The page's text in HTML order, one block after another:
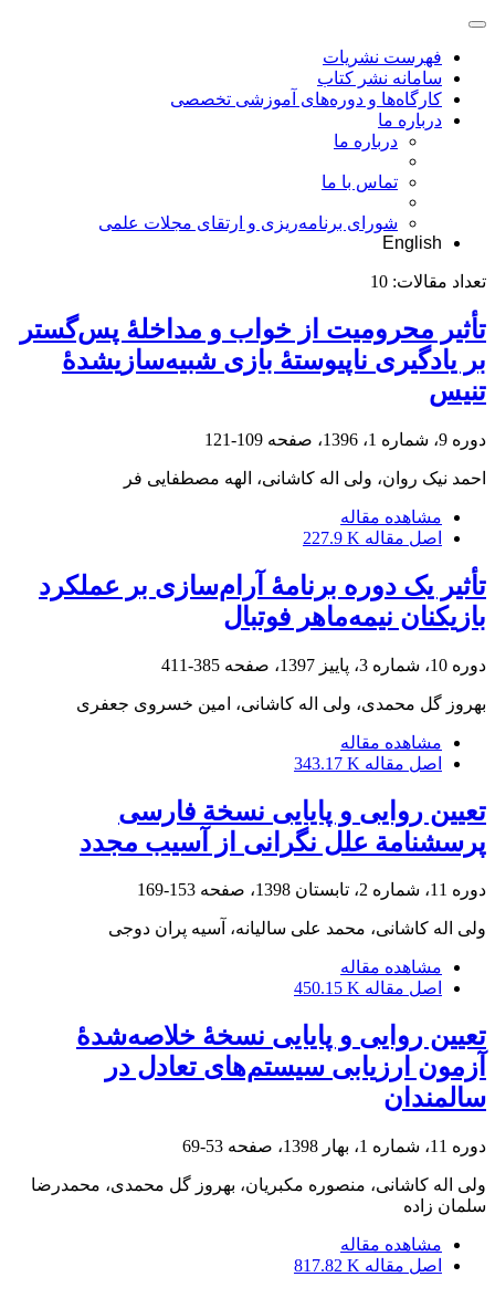
فهرست نشریات
سامانه نشر کتاب
کارگاه‌ها و دوره‌های آموزشی تخصصی
درباره ما
درباره ما
تماس با ما
شورای برنامه‌ریزی و ارتقای مجلات علمی
English
تعداد مقالات: 10
تأثیر محرومیت از خواب و مداخلۀ پس‌گستر
بر یادگیری ناپیوستۀ بازی شبیه‌سازی‏شدۀ
تنیس
دوره 9، شماره 1، 1396، صفحه 109-121
احمد نیک روان، ولی اله کاشانی، الهه مصطفایی فر
مشاهده مقاله
اصل مقاله 227.9 K
تأثیر یک دوره برنامۀ آرام‌سازی بر عملکرد
بازیکنان نیمه‌ماهر فوتبال
دوره 10، شماره 3، پاییز 1397، صفحه 385-411
بهروز گل محمدی، ولی اله کاشانی، امین خسروی جعفری
مشاهده مقاله
اصل مقاله 343.17 K
تعیین روایی و پایایی نسخة فارسی
پرسشنامة علل نگرانی از آسیب مجدد
دوره 11، شماره 2، تابستان 1398، صفحه 153-169
ولی اله کاشانی، محمد علی سالیانه، آسیه پران دوجی
مشاهده مقاله
اصل مقاله 450.15 K
تعیین روایی و پایایی نسخۀ خلاصه‌شدۀ
آزمون ارزیابی سیستم‌های تعادل در
سالمندان
دوره 11، شماره 1، بهار 1398، صفحه 53-69
ولی اله کاشانی، منصوره مکبریان، بهروز گل محمدی، محمدرضا
سلمان زاده
مشاهده مقاله
اصل مقاله 817.82 K